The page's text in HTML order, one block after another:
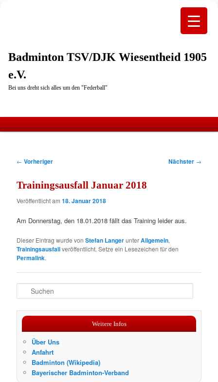
Badminton TSV/DJK Wiesentheid 1905
e.V.
Bei uns dreht sich alles um den "Federball"
springen
Beitragsnavigation
← Vorheriger Nächster →
Trainingsausfall Januar 2018
Veröffentlicht am18. Januar 2018
Am Donnerstag, den 18.01.2018 fällt das Training leider aus.
Dieser Eintrag wurde vonStefan LangerunterAllgemein,
Trainingsausfallveröffentlicht. Setze ein Lesezeichen für den
Permalink.
u
Weitere Infos
Über Uns
Anfahrt
Badminton (Wikipedia)
Bayerischer Badminton-Verband